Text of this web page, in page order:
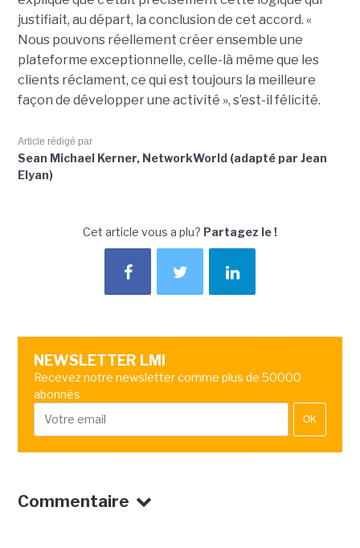
justifiait, au départ, la conclusion de cet accord. «
Nous pouvons réellement créer ensemble une
plateforme exceptionnelle, celle-là même que les
clients réclament, ce qui est toujours la meilleure
façon de développer une activité », s’est-il félicité.
Article rédigé par
Sean Michael Kerner, NetworkWorld (adapté par Jean
Elyan)
Cet article vous a plu? Partagez le !
NEWSLETTER LMI
Recevez notre newsletter comme plus de 50000
abonnés
OK
Commentaire